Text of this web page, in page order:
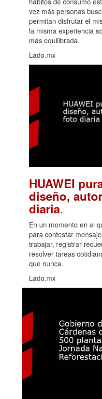
vez más personas
permitan disfrutar el
la misma experiencia
más equilibrada.
Lado.mx
HUAWEI
diseño,
diaria.
En un momento en el
para contestar
trabajar, registrar
resolver tareas
que nunca.
Lado.mx